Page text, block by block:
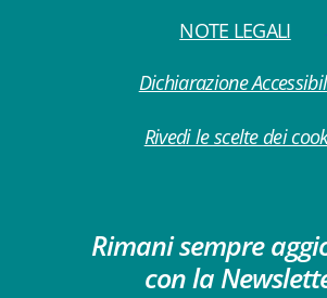
NOTE LEGALI
Dichiarazione
Rivedi le scelte dei
Rimani sempre
con la